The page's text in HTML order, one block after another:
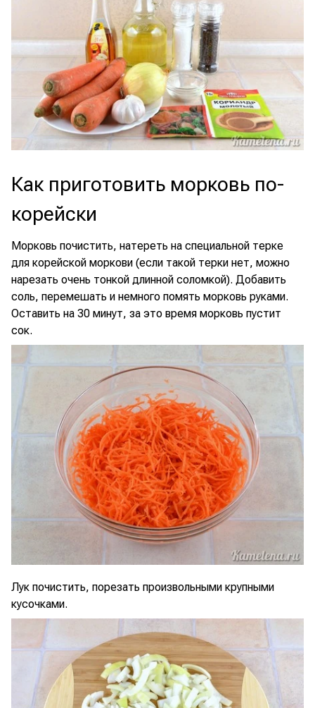
Как приготовить морковь по-
корейски
Морковь почистить, натереть на специальной терке
для корейской моркови (если такой терки нет, можно
нарезать очень тонкой длинной соломкой). Добавить
соль, перемешать и немного помять морковь руками.
Оставить на 30 минут, за это время морковь пустит
сок.
Лук почистить, порезать произвольными крупными
кусочками.